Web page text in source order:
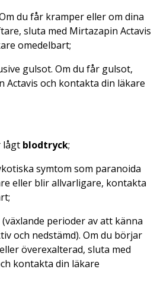
du får kramper eller om dina
sluta med Mirtazapin Actavis
omedelbart;
gulsot. Om du får gulsot,
Actavis och kontakta din läkare
lågt blodtryck;
symtom som paranoida
eller blir allvarligare, kontakta
(växlande perioder av att känna
och nedstämd). Om du börjar
överexalterad, sluta med
kontakta din läkare